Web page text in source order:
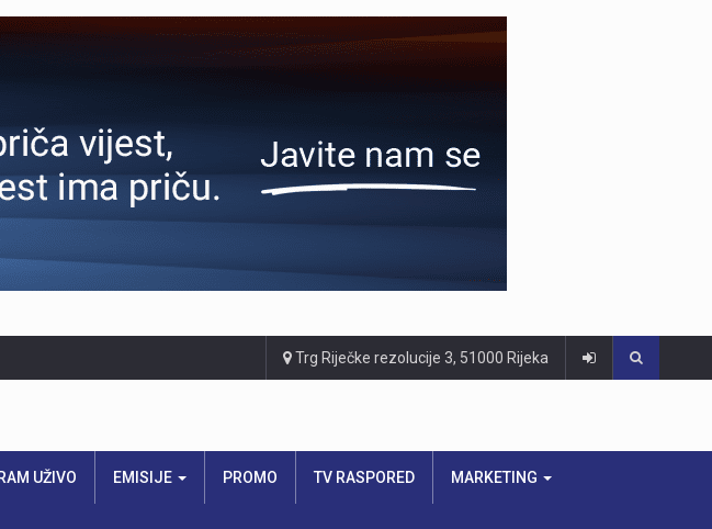
Trg Riječke rezolucije 3, 51000 Rijeka
UŽIVO EMISIJE PROMO TV RASPORED MARKETING